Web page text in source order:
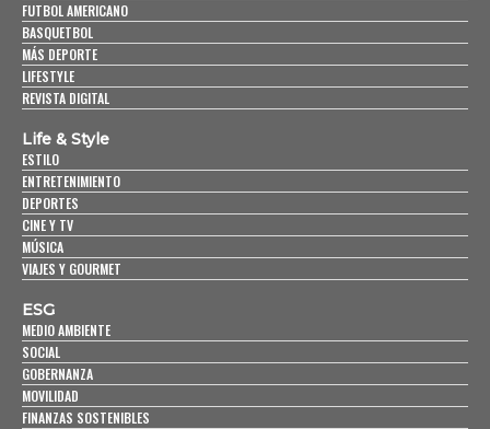
FUTBOL AMERICANO
BASQUETBOL
MÁS DEPORTE
LIFESTYLE
REVISTA DIGITAL
Life & Style
ESTILO
ENTRETENIMIENTO
DEPORTES
CINE Y TV
MÚSICA
VIAJES Y GOURMET
ESG
MEDIO AMBIENTE
SOCIAL
GOBERNANZA
MOVILIDAD
FINANZAS SOSTENIBLES